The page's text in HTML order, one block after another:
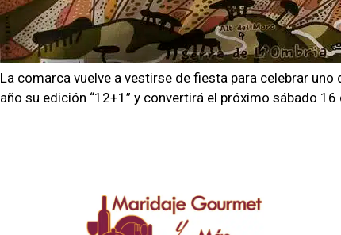
La comarca vuelve a vestirse de fiesta para celebrar
año su edición “12+1” y convertirá el próximo sábado